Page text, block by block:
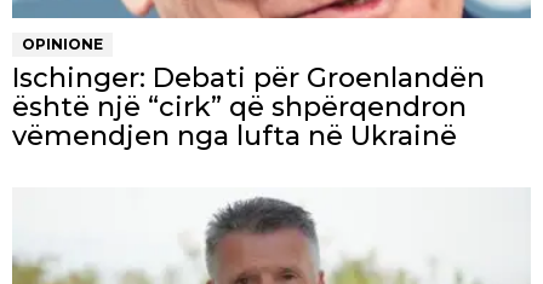
OPINIONE
Ischinger: Debati për Groenlandën
është një “cirk” që shpërqendron
vëmendjen nga lufta në Ukrainë